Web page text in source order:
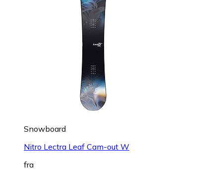
Snowboard
Nitro Lectra Leaf Cam-out W
fra